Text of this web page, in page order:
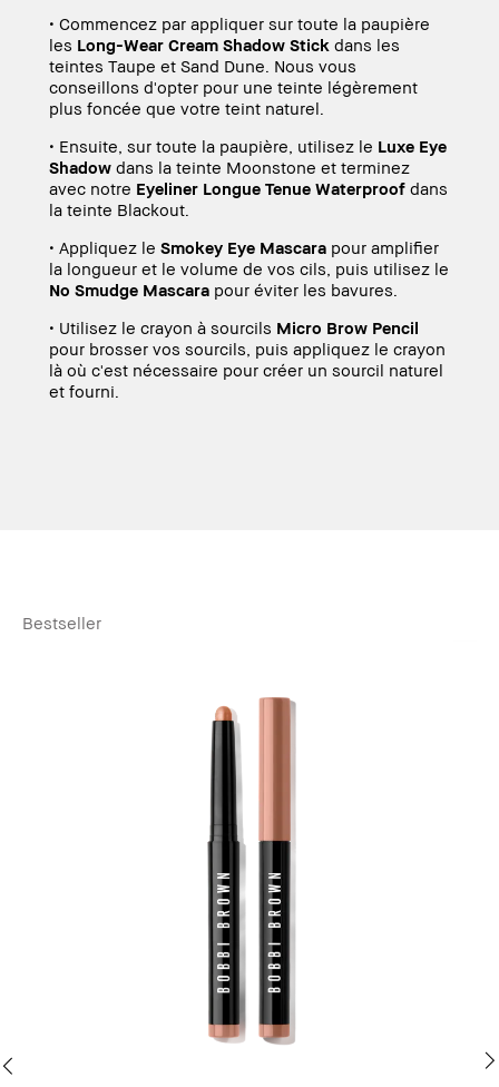
• Commencez par appliquer sur toute la paupière
les Long-Wear Cream Shadow Stick dans les
teintes Taupe et Sand Dune. Nous vous
conseillons d'opter pour une teinte légèrement
plus foncée que votre teint naturel.
• Ensuite, sur toute la paupière, utilisez le Luxe Eye
Shadow dans la teinte Moonstone et terminez
avec notre Eyeliner Longue Tenue Waterproof dans
la teinte Blackout.
• Appliquez le Smokey Eye Mascara pour amplifier
la longueur et le volume de vos cils, puis utilisez le
No Smudge Mascara pour éviter les bavures.
• Utilisez le crayon à sourcils Micro Brow Pencil
pour brosser vos sourcils, puis appliquez le crayon
là où c'est nécessaire pour créer un sourcil naturel
et fourni.
Bestseller